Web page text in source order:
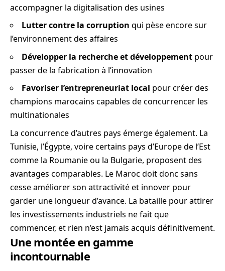
accompagner la digitalisation des usines
Lutter contre la corruption qui pèse encore sur
l’environnement des affaires
Développer la recherche et développement pour
passer de la fabrication à l’innovation
Favoriser l’entrepreneuriat local pour créer des
champions marocains capables de concurrencer les
multinationales
La concurrence d’autres pays émerge également. La
Tunisie, l’Égypte, voire certains pays d’Europe de l’Est
comme la Roumanie ou la Bulgarie, proposent des
avantages comparables. Le Maroc doit donc sans
cesse améliorer son attractivité et innover pour
garder une longueur d’avance. La bataille pour attirer
les investissements industriels ne fait que
commencer, et rien n’est jamais acquis définitivement.
Une montée en gamme
incontournable